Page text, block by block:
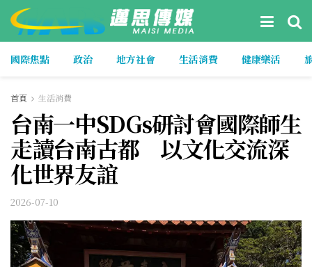
國際焦點 政治 地方社會 生活消費 健康樂活
首頁 生活消費
台南一中SDGs研討會國際師生
走讀台南古都 以文化交流深
化世界友誼
2026-07-10